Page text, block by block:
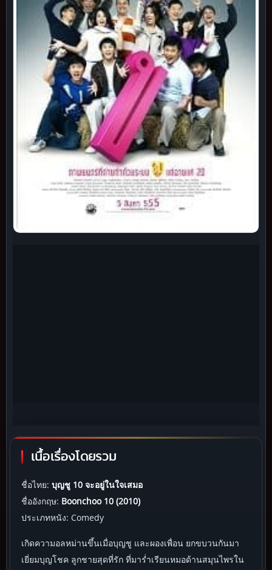
เนื้อเรื่องโดยรวม
ชื่อไทย: บุญชู 10 จะอยู่ในใจเสมอ
ชื่ออังกฤษ: Boonchoo 10 (2010)
ประเภทหนัง: Comedy
เกิดความอลหม่านขึ้นเมื่อบุญชู และผองเพื่อน ยกขบวนกันมา
เยี่ยมบุญโชค ลูกชายสุดที่รัก ที่มาร่ำเรียนหมอด้านสมุนไพรใน